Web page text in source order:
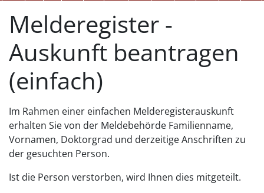
Melderegister -
Auskunft beantragen
(einfach)
Im Rahmen einer einfachen Melderegisterauskunft
erhalten Sie von der Meldebehörde Familienname,
Vornamen, Doktorgrad und derzeitige Anschriften zu
der gesuchten Person.
Ist die Person verstorben, wird Ihnen dies mitgeteilt.